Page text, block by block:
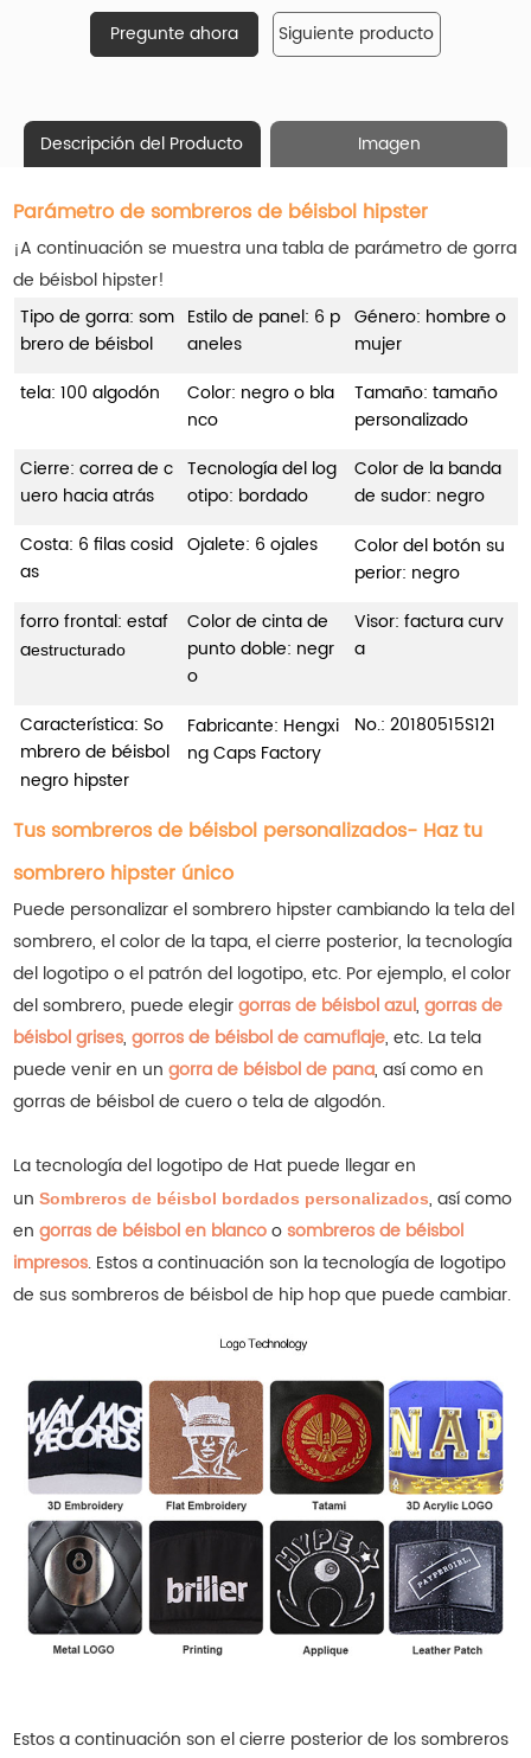
Pregunte ahora
Siguiente producto
Descripción del Producto Imagen
Parámetro de sombreros de béisbol hipster
¡A continuación se muestra una tabla de parámetro de gorra
de béisbol hipster!
Tipo de gorra: som
brero de béisbol
Estilo de panel: 6 p
aneles
Género: hombre o
mujer
tela: 100 algodón
Color: negro o bla
nco
Tamaño: tamaño
personalizado
Cierre: correa de c
uero hacia atrás
Tecnología del log
otipo: bordado
Color de la banda
de sudor: negro
Costa: 6 filas cosid
as
Ojalete: 6 ojales
Color del botón su
perior: negro
forro frontal: estaf
aestructurado
Color de cinta de
punto doble: negr
o
Visor: factura curv
a
Característica: So
mbrero de béisbol
negro hipster
Fabricante: Hengxi
ng Caps Factory
No.: 20180515S121
Tus sombreros de béisbol personalizados- Haz tu
sombrero hipster único
Puede personalizar el sombrero hipster cambiando la tela del
sombrero, el color de la tapa, el cierre posterior, la tecnología
del logotipo o el patrón del logotipo, etc. Por ejemplo, el color
del sombrero, puede elegirgorras de béisbol azul,gorras de
béisbol grises,gorros de béisbol de camuflaje, etc. La tela
puede venir en ungorra de béisbol de pana, así como en
gorras de béisbol de cuero o tela de algodón.
La tecnología del logotipo de Hat puede llegar en
unSombreros de béisbol bordados personalizados, así como
engorras de béisbol en blancoo sombreros de béisbol
impresos. Estos a continuación son la tecnología de logotipo
de sus sombreros de béisbol de hip hop que puede cambiar.
Estos a continuación son el cierre posterior de los sombreros